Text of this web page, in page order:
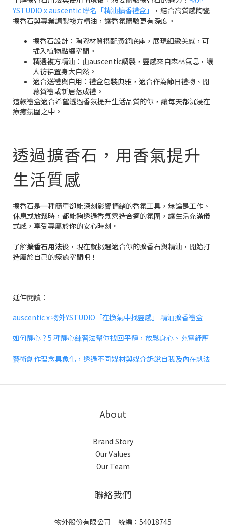
YSTUDIO x auscentic 聯名「精油擴香禮盒」
，結合高質感陶瓷
擴香石與專業調製複方精油，讓香氛體驗更有深度。
擴香石設計：陶瓷材質搭配黃銅底座，展現細緻美感，可
插入植物點綴空間。
精選複方精油：由auscentic調製，靈感來自森林氣息，讓
人彷彿置身大自然。
適合送禮與自用：禮盒包裝典雅，適合作為節日禮物、開
幕賀禮或新居落成禮。
這款禮盒適合希望透過香氛提升生活品質的你，讓每天都沉浸在
療癒氛圍之中。
透過擴香石，用香氣提升
生活質感
擴香石是一種簡單卻能深刻影響情緒的香氛工具，無論是工作、
休息或放鬆時，都能夠透過香氣營造合適的氛圍，讓生活充滿儀
式感，享受專屬於你的安心時刻。
了解擴香石用法後，現在就挑選適合你的擴香石與精油，開始打
造屬於自己的療癒空間吧！
延伸閱讀：
auscentic x 物外YSTUDIO「在換氣中找靈感」 精油擴香禮盒
如何靜心？5 種靜心練習法幫你找回平靜，放鬆身心、充電紓壓
藝術創作理念具象化，透過不同媒材與媒介訴說自我及內在想法
About
Brand Story
Our Values
Our Team
聯絡我們
物外股份有限公司｜統編：54018745